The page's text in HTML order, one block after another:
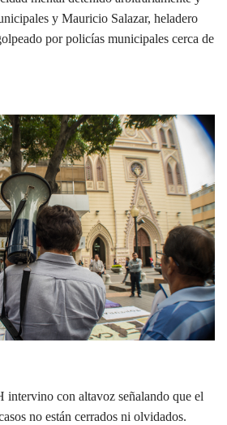
y Mauricio Salazar, heladero
por policías municipales cerca de
con altavoz señalando que el
no están cerrados ni olvidados.